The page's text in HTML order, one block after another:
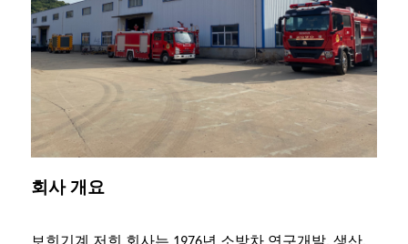
회사 개요